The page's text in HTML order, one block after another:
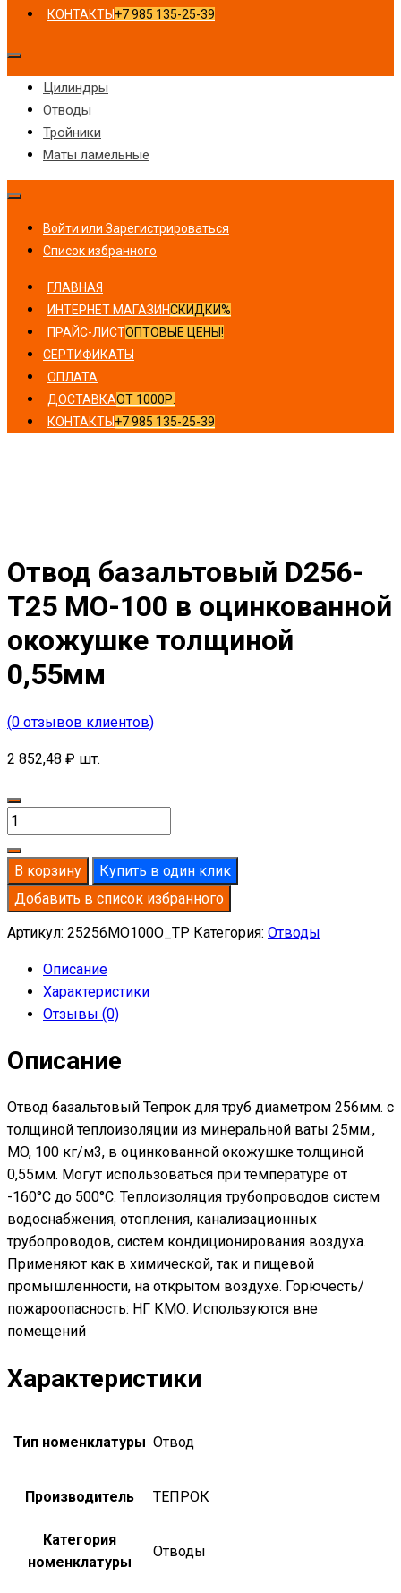
КОНТАКТЫ +7 985 135-25-39
Цилиндры
Отводы
Тройники
Маты ламельные
Войти или Зарегистрироваться
Список избранного
ГЛАВНАЯ
ИНТЕРНЕТ МАГАЗИНСКИДКИ%
ПРАЙС-ЛИСТОПТОВЫЕ ЦЕНЫ!
СЕРТИФИКАТЫ
ОПЛАТА
ДОСТАВКАОТ 1000Р.
КОНТАКТЫ +7 985 135-25-39
Отвод базальтовый D256-
T25 MO-100 в оцинкованной
окожушке толщиной
0,55мм
(0 отзывов клиентов)
2 852,48 ₽ шт.
Количество
товара
Отвод
базальтовый
D256-
T25
100
оцинкованной
толщиной
В корзину
Купить в один клик
Добавить в список избранного
Артикул: 25256MO100O_TP Категория: Отводы
Описание
Характеристики
Отзывы (0)
Описание
Отвод базальтовый Тепрок для труб диаметром 256мм. с
толщиной теплоизоляции из минеральной ваты 25мм.,
MO, 100 кг/м3, в оцинкованной окожушке толщиной
0,55мм. Могут использоваться при температуре от
-160°С до 500°С. Теплоизоляция трубопроводов систем
водоснабжения, отопления, канализационных
трубопроводов, систем кондиционирования воздуха.
Применяют как в химической, так и пищевой
промышленности, на открытом воздухе. Горючесть/
пожароопасность: НГ КМО. Используются вне
помещений
Характеристики
Тип номенклатуры Отвод
Производитель ТЕПРОК
Категория
номенклатуры
Отводы